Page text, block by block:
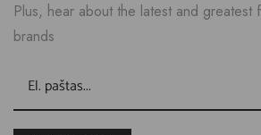
Plus, hear about the latest and greatest
brands